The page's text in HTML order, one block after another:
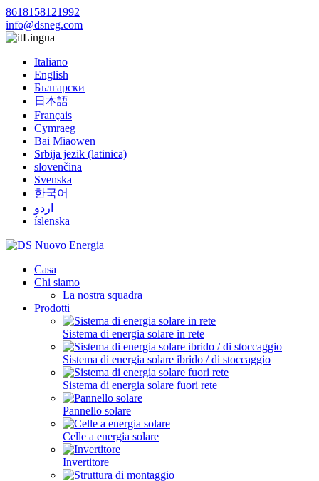
8618158121992
info@dsneg.com
Lingua
Italiano
English
Български
日本語
Français
Cymraeg
Bai Miaowen
Srbija jezik (latinica)
slovenčina
Svenska
한국어
اردو
íslenska
Casa
Chi siamo
La nostra squadra
Prodotti
Sistema di energia solare in rete
Sistema di energia solare ibrido / di stoccaggio
Sistema di energia solare fuori rete
Pannello solare
Celle a energia solare
Invertitore